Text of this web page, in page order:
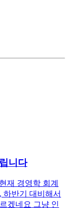
니다
재 경영학 회계
하반기 대비해서
겠네요 그냥 인